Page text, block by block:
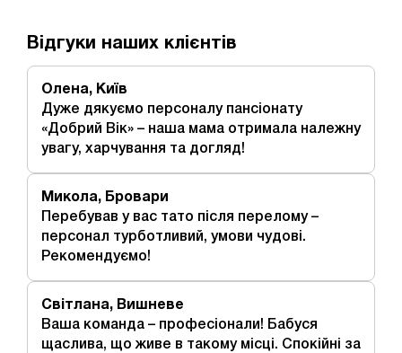
Відгуки наших клієнтів
Олена, Київ
Дуже дякуємо персоналу пансіонату
«Добрий Вік» – наша мама отримала належну
увагу, харчування та догляд!
Микола, Бровари
Перебував у вас тато після перелому –
персонал турботливий, умови чудові.
Рекомендуємо!
Світлана, Вишневе
Ваша команда – професіонали! Бабуся
щаслива, що живе в такому місці. Спокійні за